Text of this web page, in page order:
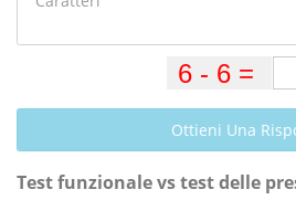
Ottieni Una
Test funzionale vs test delle